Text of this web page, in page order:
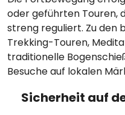
oder geführten Touren,
streng reguliert. Zu den
Trekking-Touren,
traditionelle
Besuche auf lokalen
Sicherheit auf